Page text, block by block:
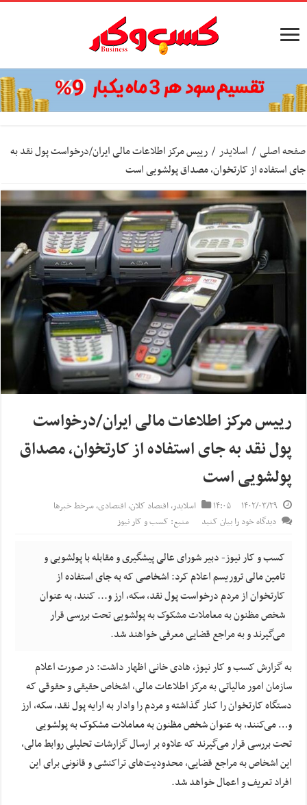
صفحه اصلی / اسلایدر / رییس مرکز اطلاعات مالی ایران/درخواست پول نقد به
جای استفاده از کارتخوان، مصداق پولشویی است
رییس مرکز اطلاعات مالی ایران/درخواست
پول نقد به جای استفاده از کارتخوان، مصداق
پولشویی است
۱۴۰۲/۰۳/۲۹ ۱۴:۰۵ اسلایدر,اقتصاد کلان,اقتصادی,سرخط خبرها
دیدگاه خود را بیان کنید
منبع: کسب و کار نیوز
کسب و کار نیوز- دبیر شورای عالی پیشگیری ‌و مقابله با پولشویی و
تامین مالی تروریسم اعلام کرد: اشخاصی که به جای استفاده از
کارتخوان از مردم درخواست پول نقد، سکه، ارز و... کنند، به عنوان
شخص مظنون به معاملات مشکوک به پولشویی تحت بررسی قرار
می‌گیرند و به مراجع قضایی معرفی خواهند شد.
به گزارش کسب و کار نیوز، هادی خانی اظهار داشت: در صورت اعلام
سازمان امور مالیاتی به مرکز اطلاعات مالی، اشخاص حقیقی و حقوقی که
دستگاه کارتخوان را کنار گذاشته و مردم را وادار به ارایه پول نقد، سکه، ارز
و… می‌کنند، به عنوان شخص مظنون به معاملات مشکوک به پولشویی
تحت بررسی قرار می‌گیرند که علاوه بر ارسال گزارشات تحلیلی روابط مالی،
این اشخاص به مراجع قضایی، محدودیت‌های تراکنشی و قانونی برای این
افراد تعریف و اعمال خواهد شد.